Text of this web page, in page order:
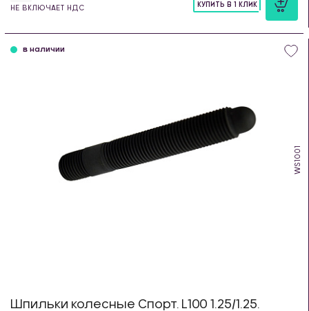
НЕ ВКЛЮЧАЕТ НДС
КУПИТЬ В 1 КЛИК
WS1001
в наличии
Шпильки колесные Спорт. L100 1.25/1.25.